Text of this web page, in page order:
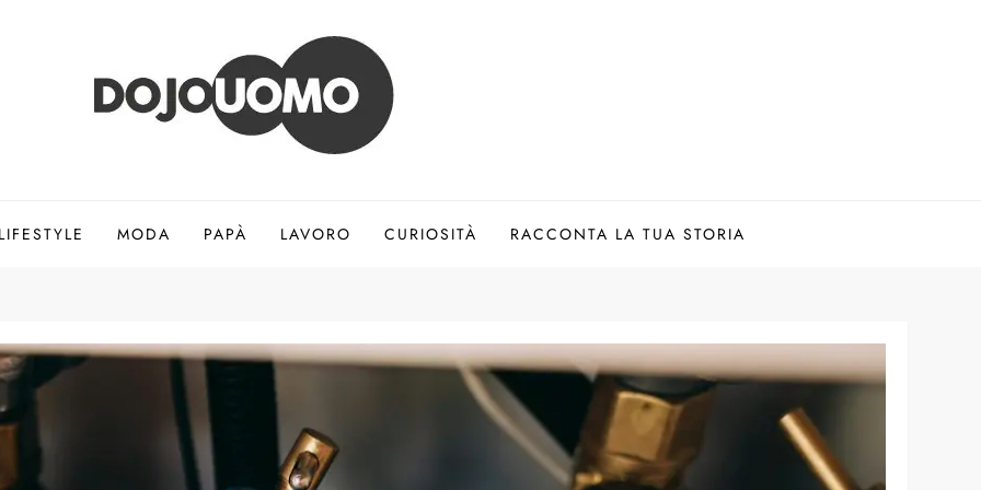
LIFESTYLE MODA PAPÀ LAVORO CURIOSITÀ RACCONTA LA TUA STORIA